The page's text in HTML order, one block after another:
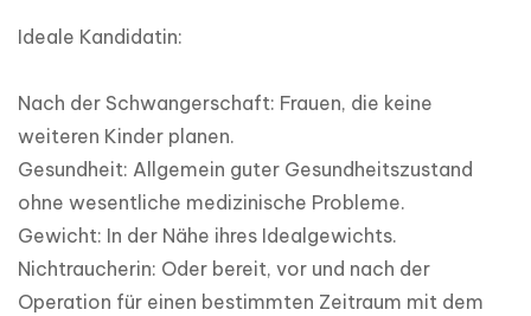
Ideale Kandidatin:
Nach der Schwangerschaft: Frauen, die keine
weiteren Kinder planen.
Gesundheit: Allgemein guter Gesundheitszustand
ohne wesentliche medizinische Probleme.
Gewicht: In der Nähe ihres Idealgewichts.
Nichtraucherin: Oder bereit, vor und nach der
Operation für einen bestimmten Zeitraum mit dem